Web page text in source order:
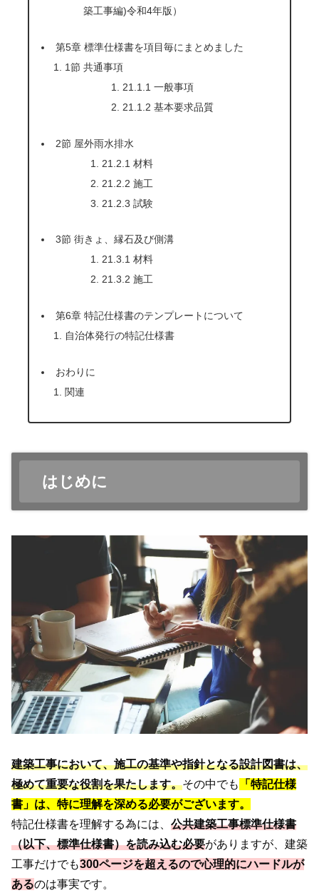
築工事編)令和4年版）
第5章 標準仕様書を項目毎にまとめました
1節 共通事項
21.1.1 一般事項
21.1.2 基本要求品質
2節 屋外雨水排水
21.2.1 材料
21.2.2 施工
21.2.3 試験
3節 街きょ、縁石及び側溝
21.3.1 材料
21.3.2 施工
第6章 特記仕様書のテンプレートについて
自治体発行の特記仕様書
おわりに
関連
はじめに
建築工事において、施工の基準や指針となる設計図書は、
極めて重要な役割を果たします。その中でも
「特記仕様
書」は、特に理解を深める必要がございます。
特記仕様書を理解する為には、 公共建築工事標準仕様書
（以下、標準仕様書）を読み込む必要がありますが、建築
工事だけでも300ページを超えるので心理的にハードルが
あるのは事実です。